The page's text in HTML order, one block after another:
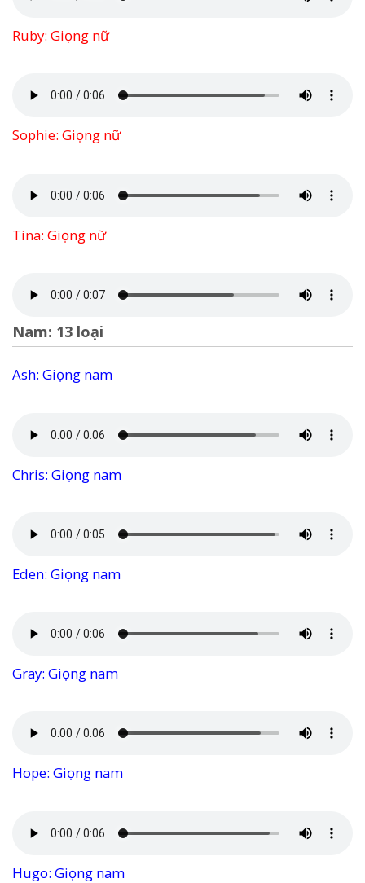
Ruby: Giọng nữ
Sophie: Giọng nữ
Tina: Giọng nữ
Nam: 13 loại
Ash: Giọng nam
Chris: Giọng nam
Eden: Giọng nam
Gray: Giọng nam
Hope: Giọng nam
Hugo: Giọng nam